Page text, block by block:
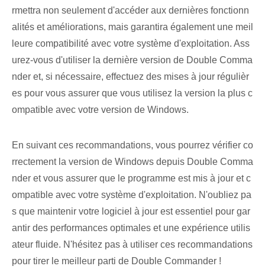
rmettra non seulement d'accéder aux dernières fonctionn
alités et améliorations, mais garantira également une meil
leure compatibilité avec votre système d'exploitation. Ass
urez-vous d'utiliser la dernière version de Double Comma
nder et, si nécessaire, effectuez des mises à jour régulièr
es pour vous assurer que vous utilisez la version la plus c
ompatible avec votre version de Windows.
En suivant ces recommandations, vous pourrez vérifier co
rrectement la version de Windows depuis Double Comma
nder et vous assurer que le programme est mis à jour et c
ompatible avec votre système d'exploitation. N'oubliez pa
s que maintenir votre logiciel à jour est essentiel pour gar
antir des performances optimales et une expérience utilis
ateur fluide. N'hésitez pas à utiliser ces recommandations
pour tirer le meilleur parti de Double Commander !